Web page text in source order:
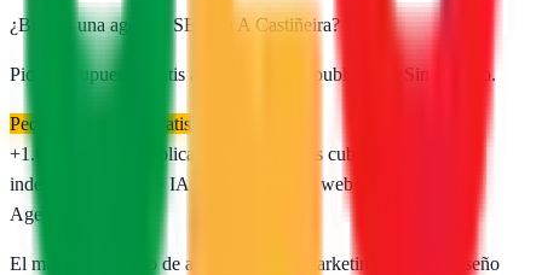
¿Buscas una agencia SEO en A Castiñeira?
Pide presupuesto gratis a las agencias publicadas. Sin registro.
Pedir presupuesto gratis
+1.650
agencias publicadas provincias cubiertas
independiente
SEO · IA · GEO · Diseño web
AgenciasSEO
El mayor directorio de agencias SEO, marketing digital y diseño